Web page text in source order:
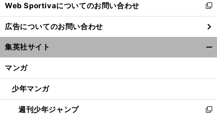
く
Web Sportivaについてのお問い合わせ
新
し
い
ウ
ィ
ン
ウ
開
く
広告についてのお問い合わせ
集英社サイト
マンガ
少年マンガ
週刊少年ジャンプ
新